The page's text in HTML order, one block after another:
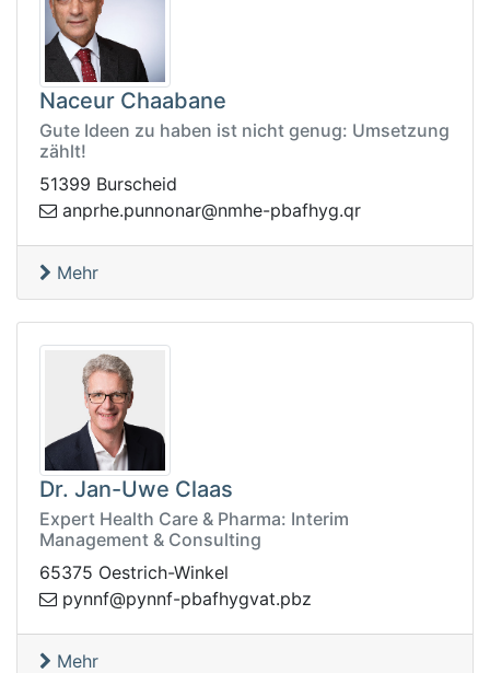
Naceur Chaabane
Gute Ideen zu haben ist nicht genug: Umsetzung
zählt!
51399 Burscheid
rq.g
yhfabp-ehmn@ranonnup.ehrpna
Mehr
Dr. Jan-Uwe Claas
Expert Health Care & Pharma: Interim
Management & Consulting
65375 Oestrich-Winkel
zbp.tavgyhfabp-fnnyp@fnny
p
Mehr